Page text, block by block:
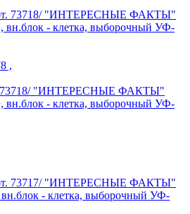
,
73718/ "ИНТЕРЕСНЫЕ ФАКТЫ"
- клетка, выборочный УФ-